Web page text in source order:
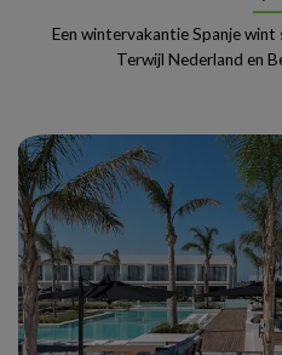
Een wintervakantie Spanje
Terwijl Nederland en